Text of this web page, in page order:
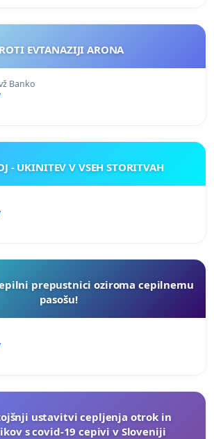
EVTANAZIJI ARONA
Banko
- UKINITEV V VSEH STORITVAH
prepustnici oziroma cepilnemu
pasošu!
ustavitvi cepljenja otrok in
s covid-19 cepivi v Sloveniji